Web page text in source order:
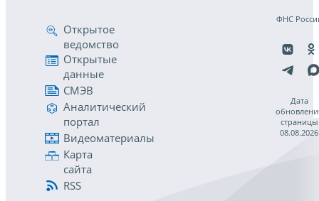
Открытое
ведомство
Открытые
данные
СМЭВ
Аналитический
портал
Видеоматериалы
Карта
сайта
RSS
ФНС
Дата
страницы
08.08.2026